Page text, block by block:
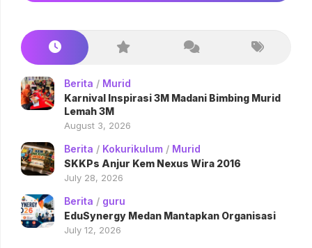
Berita / Murid
Karnival Inspirasi 3M Madani Bimbing Murid
Lemah 3M
August 3, 2026
Berita / Kokurikulum / Murid
SKKPs Anjur Kem Nexus Wira 2016
July 28, 2026
Berita / guru
EduSynergy Medan Mantapkan Organisasi
July 12, 2026